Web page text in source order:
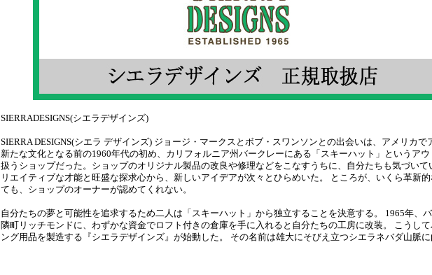
SIERRADESIGNS(シエラデザインズ)
SIERRA DESIGNS(シエラ デザインズ) ジョージ・マークスとボブ・スワンソンとの出会いは、アメリカで
新たな文化となる前の1960年代の初め、カリフォルニア州バークレーにある「スキーハット」というア
扱うショップだった。ショップのオリジナル製品の改良や修理などをこなすうちに、自分たちも気づいて
リエイティブな才能と旺盛な探求心から、新しいアイデアが次々とひらめいた。 ところが、いくら革新
ても、ショップのオーナーが認めてくれない。
自分たちの夢と可能性を追求するため二人は「スキーハット」から独立することを決意する。 1965年、
隣町リッチモンドに、わずかな資金でロフト付きの倉庫を手に入れると自分たちの工房に改装。 こうし
ング用品を製造する『シエラデザインズ』が始動した。 その名前は雄大にそびえ立つシエラネバダ山脈に